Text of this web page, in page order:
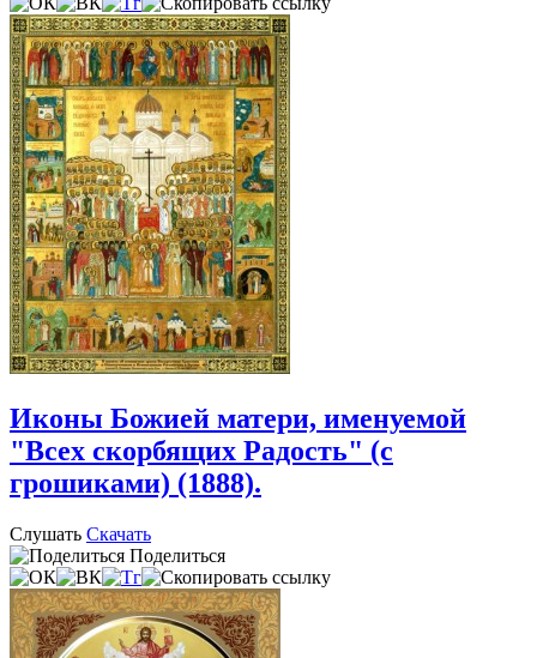
Иконы Божией матери, именуемой
"Всех скорбящих Радость" (с
грошиками) (1888).
Слушать Скачать
Поделиться